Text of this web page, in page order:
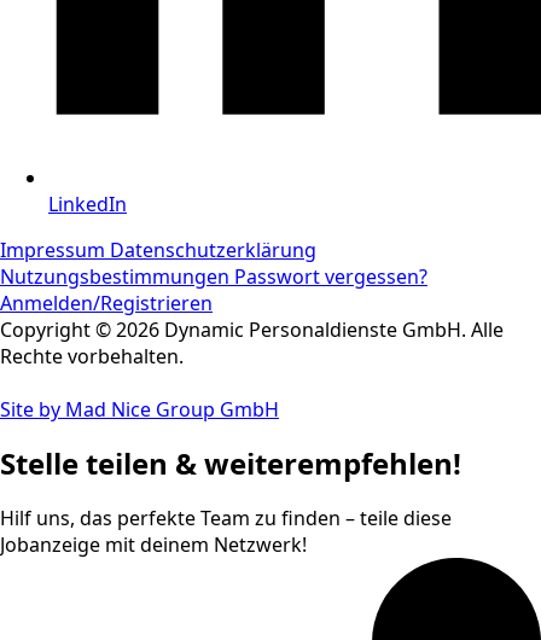
LinkedIn
Impressum Datenschutzerklärung
Nutzungsbestimmungen Passwort vergessen?
Anmelden/Registrieren
Copyright © 2026 Dynamic Personaldienste GmbH. Alle
Rechte vorbehalten.
Site by Mad Nice Group GmbH
Stelle teilen & weiterempfehlen!
Hilf uns, das perfekte Team zu finden – teile diese
Jobanzeige mit deinem Netzwerk!